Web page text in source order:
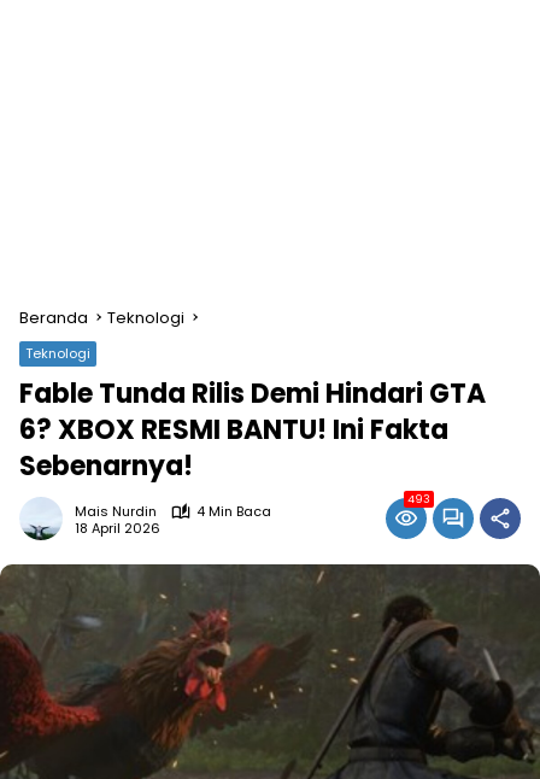
Beranda Teknologi
Teknologi
Fable Tunda Rilis Demi Hindari GTA
6? XBOX RESMI BANTU! Ini Fakta
Sebenarnya!
Mais Nurdin
4 Min Baca
18 April 2026
493